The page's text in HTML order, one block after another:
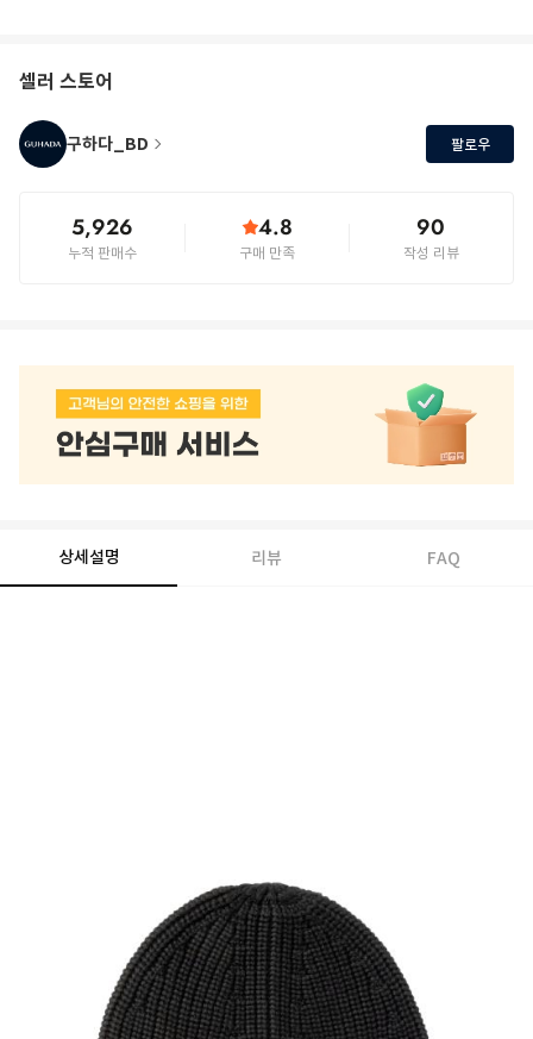
셀러 스토어
구하다_BD 팔로우
5,926
누적 판매수
4.8
구매 만족
90
작성 리뷰
상세설명 리뷰 FAQ